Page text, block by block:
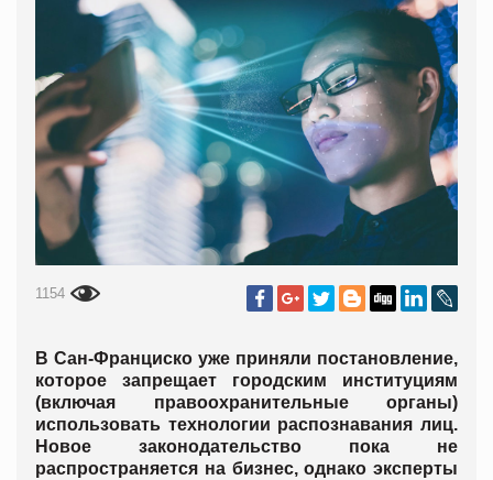
1154
В Сан-Франциско уже приняли постановление,
которое запрещает городским институциям
(включая правоохранительные органы)
использовать технологии распознавания лиц.
Новое законодательство пока не
распространяется на бизнес, однако эксперты